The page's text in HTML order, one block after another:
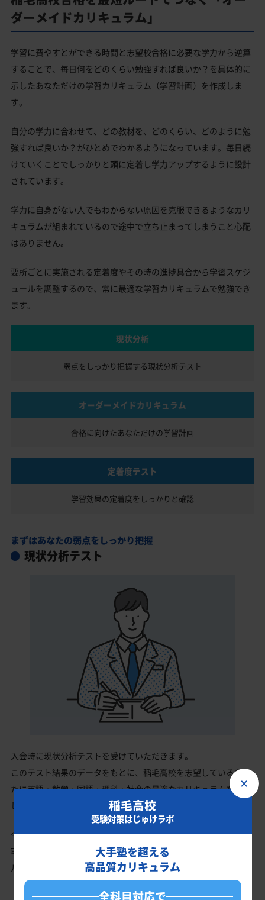
ダーメイドカリキュラム」
学習に費やすとができる時間と志望校合格に必要な学力から逆算
することで、毎日何をどのくらい勉強すれば良いか？を具体的に
示したあなただけの学習カリキュラム（学習計画）を作成しま
す。
自分の学力に合わせて、どの教材を、どのくらい、どのように勉
強すれば良いか？がひとめでわかるようになっています。毎日続
けていくことでしっかりと頭に定着し学力アップするように設計
されています。
学力に自身がない人でもわからない原因を克服できるようなカリ
キュラムが組まれているので途中で立ち止まってしまうこと心配
はありません。
要所ごとに実施される定着度やその時の進捗具合から学習スケジ
ュールを調整するので、常に最適な学習カリキュラムで勉強でき
ます。
現状分析
弱点をしっかり把握する現状分析テスト
オーダーメイドカリキュラム
合格に向けたあなただけの学習計画
定着度テスト
学習効果の定着度を しっかりと確認
まずはあなたの弱点をしっかり把握
現状分析テスト
入会時に現状分析テストを受けていただきます。
このテスト結果のデータをもとに、稲毛高校を志望しているあな
たに英語・数学・国語・理科・社会の最適なカリキュラムを作成
します。
今の成績・偏差値から稲毛高校の入試で確実に合格最低点以上を
取る、余裕を持って合格点を取るための勉強法、学習スケジュー
ルを明確にします。
×
稲毛高校
受験対策はじゅけラボ
大手塾を超える
高品質カリキュラム
全科目対応で